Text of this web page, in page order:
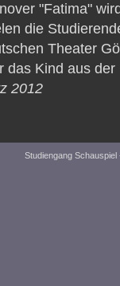
"Fatima"
die
Theater
das Kind aus
2012
Studiengang